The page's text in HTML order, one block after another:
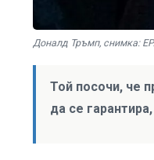
Доналд Тръмп, снимка:
Той посочи, че
да се